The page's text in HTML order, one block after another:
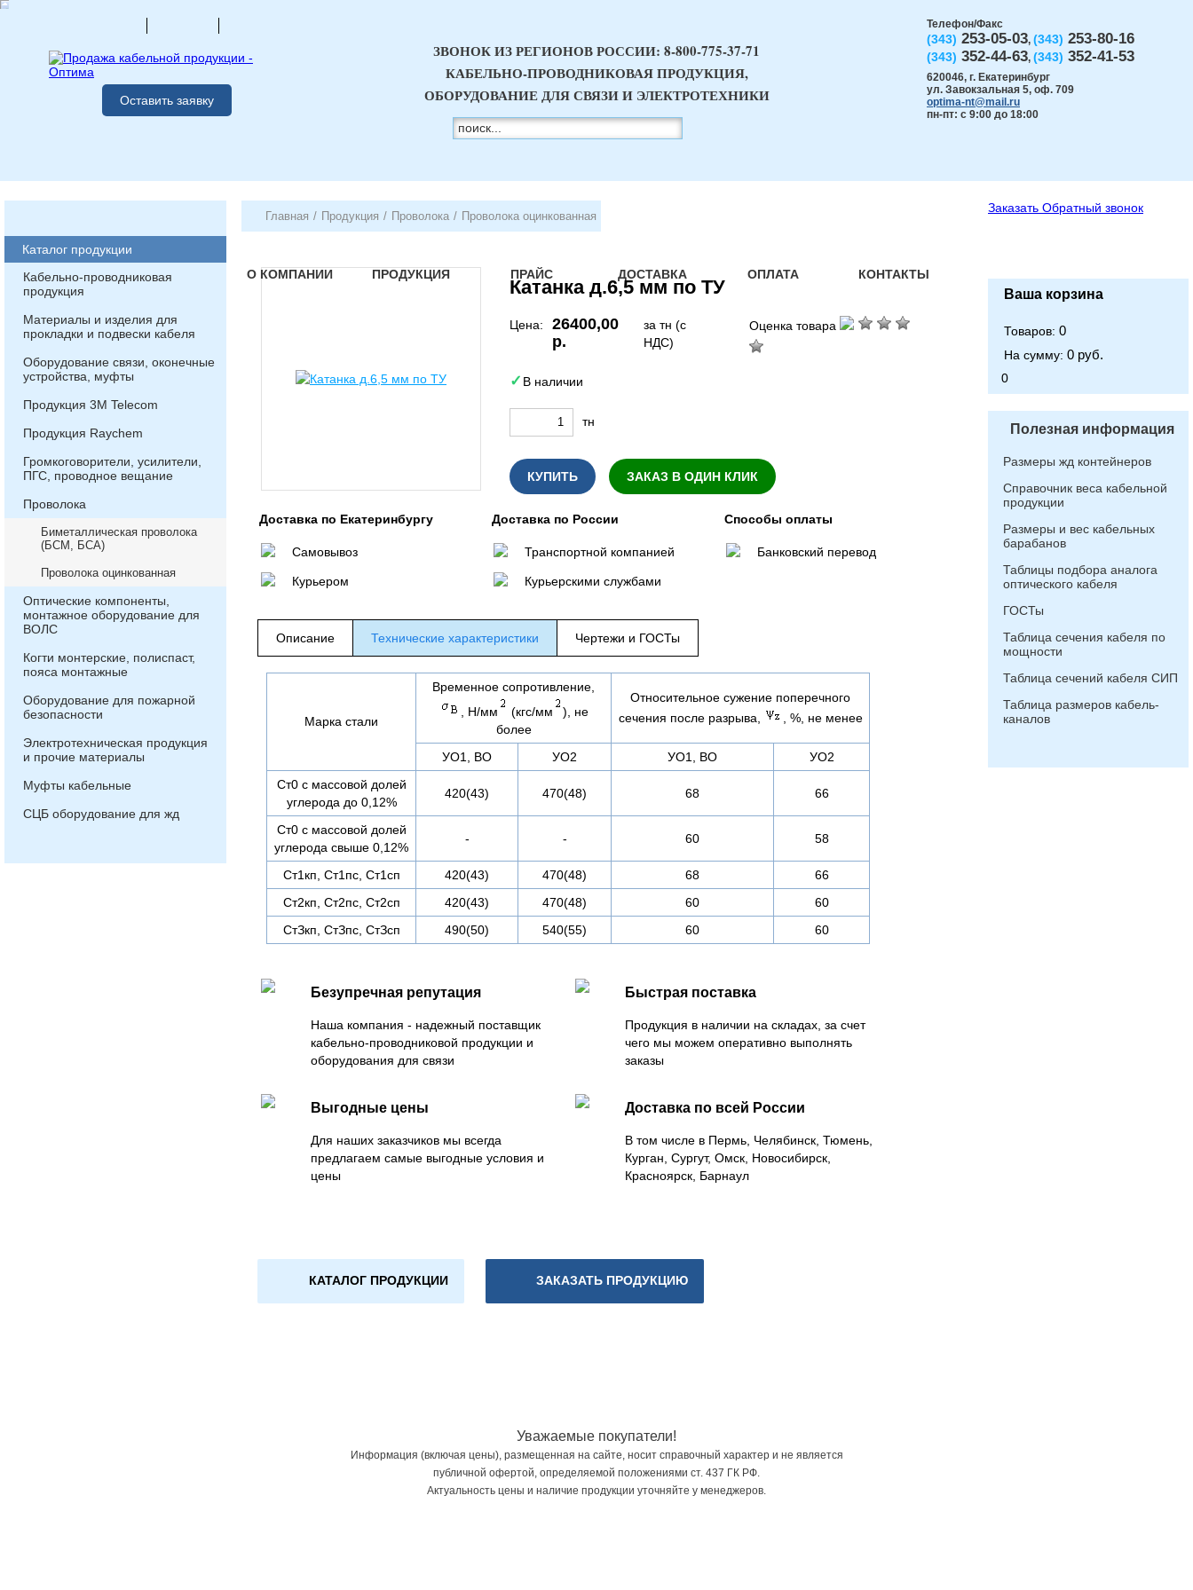
Оставить заявку
Телефон/Факс
(343) 253-05-03, (343) 253-80-16
(343) 352-44-63, (343) 352-41-53
620046, г. Екатеринбург
ул. Завокзальная 5, оф. 709
optima-nt@mail.ru
пн-пт: с 9:00 до 18:00
ЗВОНОК ИЗ РЕГИОНОВ РОССИИ: 8-800-775-37-71
КАБЕЛЬНО-ПРОВОДНИКОВАЯ ПРОДУКЦИЯ,
ОБОРУДОВАНИЕ ДЛЯ СВЯЗИ И ЭЛЕКТРОТЕХНИКИ
О КОМПАНИИ ПРОДУКЦИЯ ПРАЙС ДОСТАВКА ОПЛАТА КОНТАКТЫ
Каталог продукции
Кабельно-проводниковая
продукция
Материалы и изделия для
прокладки и подвески кабеля
Оборудование связи, оконечные
устройства, муфты
Продукция 3М Telecom
Продукция Raychem
Громкоговорители, усилители,
ПГС, проводное вещание
Проволока
Биметаллическая проволока
(БСМ, БСА)
Проволока оцинкованная
Оптические компоненты,
монтажное оборудование для
ВОЛС
Когти монтерские, полиспаст,
пояса монтажные
Оборудование для пожарной
безопасности
Электротехническая продукция
и прочие материалы
Муфты кабельные
СЦБ оборудование для жд
Главная / Продукция / Проволока / Проволока оцинкованная
Катанка д.6,5 мм по ТУ
Цена:
26400,00
р.
за тн (с
НДС)
Оценка товара
В наличии
тн
КУПИТЬ ЗАКАЗ В ОДИН КЛИК
Доставка по Екатеринбургу
Самовывоз
Курьером
Доставка по России
Транспортной компанией
Курьерскими службами
Способы оплаты
Банковский перевод
Описание Технические характеристики Чертежи и ГОСТы
Марка стали
Временное сопротивление,
, Н/мм
(кгс/мм
), не
более
Относительное сужение поперечного
сечения после разрыва,
, %, не менее
УО1, ВО УО2 УО1, ВО
УО2
Ст0 с массовой долей
углерода до 0,12%
420(43) 470(48) 68 66
Ст0 с массовой долей
углерода свыше 0,12%
- - 60 58
Ст1кп, Ст1пс, Ст1сп 420(43) 470(48) 68
66
Ст2кп, Ст2пс, Ст2сп
420(43) 470(48) 60
60
СтЗкп, СтЗпс, СтЗсп
490(50) 540(55) 60 60
Безупречная репутация
Наша компания - надежный поставщик
кабельно-проводниковой продукции и
оборудования для связи
Быстрая поставка
Продукция в наличии на складах, за счет
чего мы можем оперативно выполнять
заказы
Выгодные цены
Для наших заказчиков мы всегда
предлагаем самые выгодные условия и
цены
Доставка по всей России
В том числе в Пермь, Челябинск, Тюмень,
Курган, Сургут, Омск, Новосибирск,
Красноярск, Барнаул
КАТАЛОГ ПРОДУКЦИИ ЗАКАЗАТЬ ПРОДУКЦИЮ
Заказать Обратный звонок
Ваша корзина
Товаров: 0
На сумму: 0 руб.
0
Полезная информация
Размеры жд контейнеров
Справочник веса кабельной
продукции
Размеры и вес кабельных
барабанов
Таблицы подбора аналога
оптического кабеля
ГОСТы
Таблица сечения кабеля по
мощности
Таблица сечений кабеля СИП
Таблица размеров кабель-
каналов
Уважаемые покупатели!
Информация (включая цены), размещенная на сайте, носит справочный характер и не является
публичной офертой, определяемой положениями ст. 437 ГК РФ.
Актуальность цены и наличие продукции уточняйте у менеджеров.